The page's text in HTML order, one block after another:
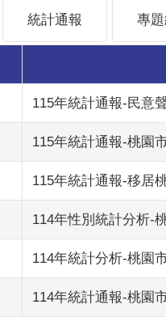
統計通報 專
115年統計通報-民意
115年統計通報-桃園
115年統計通報-移居
114年性別統計分析-
114年統計分析-桃園
114年統計通報-桃園